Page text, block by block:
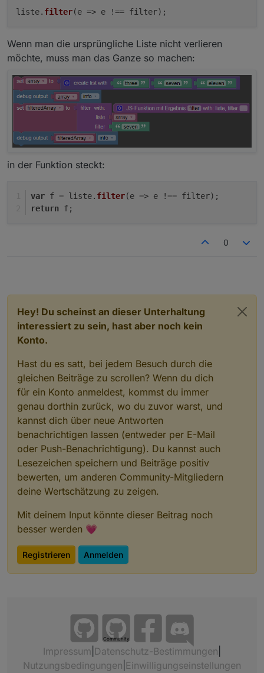
liste. filter(e => e !== filter);
Wenn man die ursprüngliche Liste nicht verlieren
möchte, muss man das Ganze so machen:
in der Funktion steckt:
var f = liste. filter(e => e !== filter);
return f;
0
Hey! Du scheinst an dieser Unterhaltung
interessiert zu sein, hast aber noch kein
Konto.
Hast du es satt, bei jedem Besuch durch die
gleichen Beiträge zu scrollen? Wenn du dich
für ein Konto anmeldest, kommst du immer
genau dorthin zurück, wo du zuvor warst, und
kannst dich über neue Antworten
benachrichtigen lassen (entweder per E-Mail
oder Push-Benachrichtigung). Du kannst auch
Lesezeichen speichern und Beiträge positiv
bewerten, um anderen Community-Mitgliedern
deine Wertschätzung zu zeigen.
Mit deinem Input könnte dieser Beitrag noch
besser werden 💗
Registrieren Anmelden
Community
Impressum Datenschutz-Bestimmungen
Nutzungsbedingungen Einwilligungseinstellungen